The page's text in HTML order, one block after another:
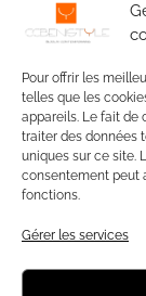
Pour offrir les
telles que les
appareils. Le fait de
traiter des données
uniques sur ce site.
consentement peut
fonctions.
Gérer les services